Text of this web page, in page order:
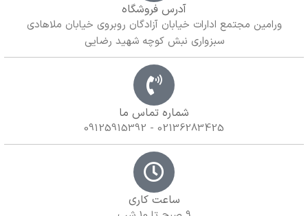
آدرس فروشگاه
ورامین مجتمع ادارات خیابان آزادگان روبروی خیابان ملاهادی
سبزواری نبش کوچه شهید رضایی
شماره تماس ما
02136283425 - 09125915392
ساعت کاری